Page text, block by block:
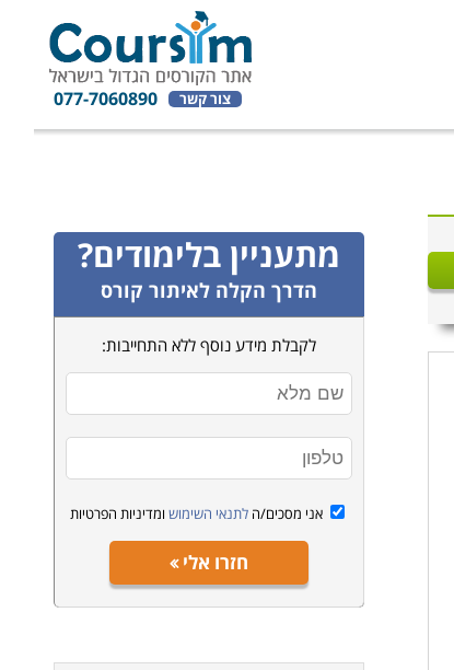
צור קשר 077-7060890
מתעניין בלימודים?
הדרך הקלה לאיתור קורס
לקבלת מידע נוסף ללא התחייבות:
אני מסכים/הלתנאי השימוש ומדיניות הפרטיות
חזרו אלי